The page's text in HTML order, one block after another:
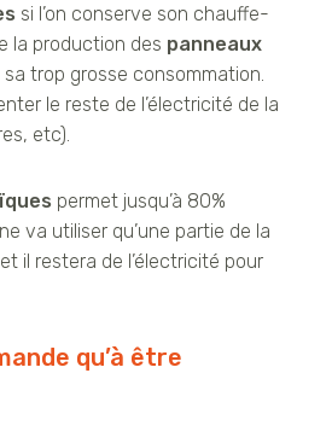
si l’on conserve son chauffe-
la production des panneaux
trop grosse consommation.
le reste de l’électricité de la
etc).
permet jusqu’à 80%
ne va utiliser qu’une partie de la
il restera de l’électricité pour
qu’à être